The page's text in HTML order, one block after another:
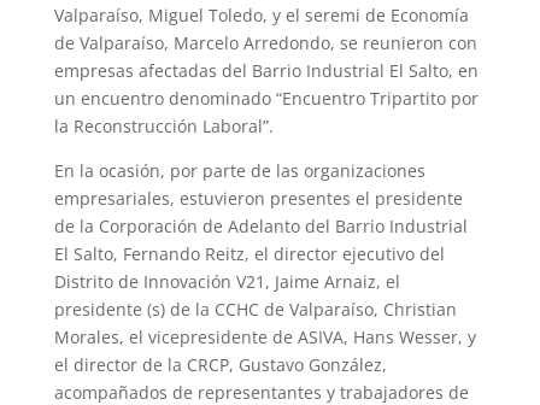
Valparaíso, Miguel Toledo, y el seremi de Economía
de Valparaíso, Marcelo Arredondo, se reunieron con
empresas afectadas del Barrio Industrial El Salto, en
un encuentro denominado “Encuentro Tripartito por
la Reconstrucción Laboral”.
En la ocasión, por parte de las organizaciones
empresariales, estuvieron presentes el presidente
de la Corporación de Adelanto del Barrio Industrial
El Salto, Fernando Reitz, el director ejecutivo del
Distrito de Innovación V21, Jaime Arnaiz, el
presidente (s) de la CCHC de Valparaíso, Christian
Morales, el vicepresidente de ASIVA, Hans Wesser, y
el director de la CRCP, Gustavo González,
acompañados de representantes y trabajadores de